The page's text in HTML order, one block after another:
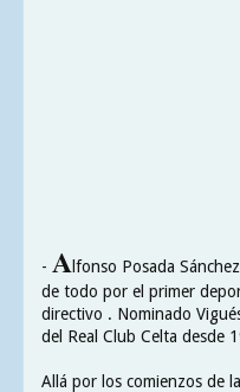
- Alfonso Posada
de todo por el primer
directivo . Nominado
del Real Club Celta desde
Allá por los comienzos de